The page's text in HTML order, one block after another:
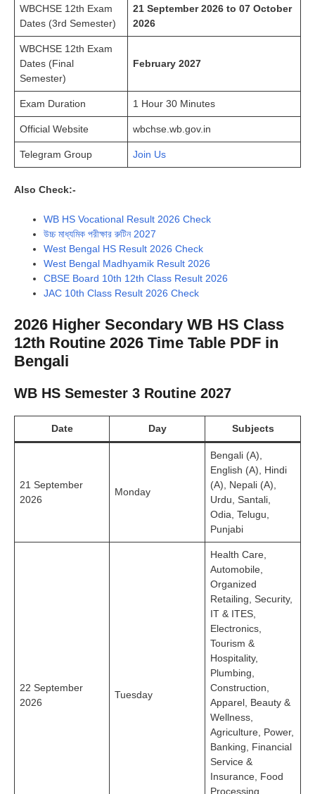
WBCHSE 12th Exam
Dates (3rd Semester)
21 September 2026 to 07 October
2026
WBCHSE 12th Exam
Dates (Final
Semester)
February 2027
Exam Duration 1 Hour 30 Minutes
Official Website wbchse.wb.gov.in
Telegram Group Join Us
Also Check:-
WB HS Vocational Result 2026 Check
উচ্চ মাধ্যমিক পরীক্ষার রুটিন 2027
West Bengal HS Result 2026 Check
West Bengal Madhyamik Result 2026
CBSE Board 10th 12th Class Result 2026
JAC 10th Class Result 2026 Check
2026 Higher Secondary WB HS Class
12th Routine 2026 Time Table PDF in
Bengali
WB HS Semester 3 Routine 2027
Date Day Subjects
21 September
2026
Monday
Bengali (A),
English (A), Hindi
(A), Nepali (A),
Urdu, Santali,
Odia, Telugu,
Punjabi
22 September
2026
Tuesday
Health Care,
Automobile,
Organized
Retailing, Security,
IT & ITES,
Electronics,
Tourism &
Hospitality,
Plumbing,
Construction,
Apparel, Beauty &
Wellness,
Agriculture, Power,
Banking, Financial
Service &
Insurance, Food
Processing,